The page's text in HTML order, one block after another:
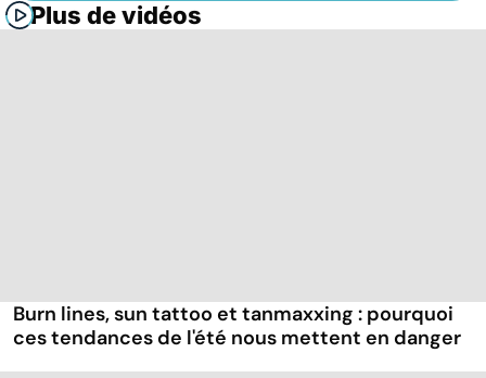
Plus de vidéos
Burn lines, sun tattoo et tanmaxxing : pourquoi
ces tendances de l'été nous mettent en danger